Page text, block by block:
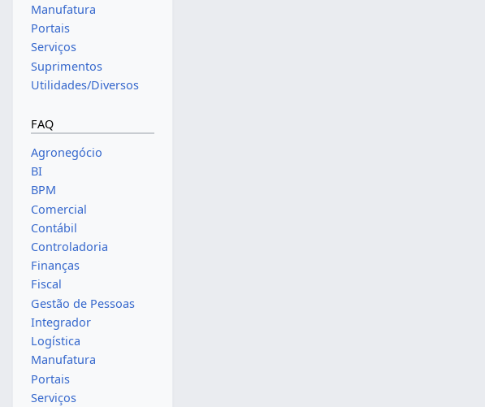
Manufatura
Portais
Serviços
Suprimentos
Utilidades/Diversos
FAQ
Agronegócio
BI
BPM
Comercial
Contábil
Controladoria
Finanças
Fiscal
Gestão de Pessoas
Integrador
Logística
Manufatura
Portais
Serviços